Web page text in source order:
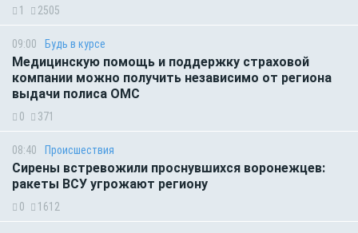
1 2505
09:00 Будь в курсе
Медицинскую помощь и поддержку страховой
компании можно получить независимо от региона
выдачи полиса ОМС
0 371
08:40 Происшествия
Сирены встревожили проснувшихся воронежцев:
ракеты ВСУ угрожают региону
0 1612